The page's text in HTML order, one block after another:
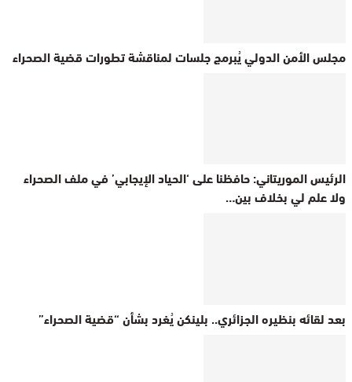
مجلس الأمن الدولي يُبرمج جلسات لمناقشة تطورات قضية الصحراء
الرئيس الموريتاني: حافظنا على ‘الحياد الإيجابي’ في ملف الصحراء
ولا علم لي بخلاف بين…
بعد لقائه بنظيره الجزائري.. بلينكن يُغرد بشأن “قضية الصحراء”